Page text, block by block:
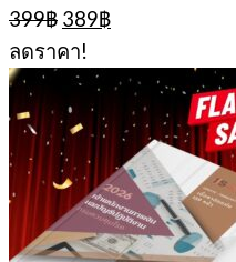
399฿ Original
price
was:
399฿.
389฿Current
is:
389฿.
ลดราคา!